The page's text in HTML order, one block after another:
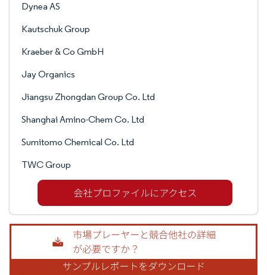
Dynea AS
Kautschuk Group
Kraeber & Co GmbH
Jay Organics
Jiangsu Zhongdan Group Co. Ltd
Shanghai Amino-Chem Co. Ltd
Sumitomo Chemical Co. Ltd
TWC Group